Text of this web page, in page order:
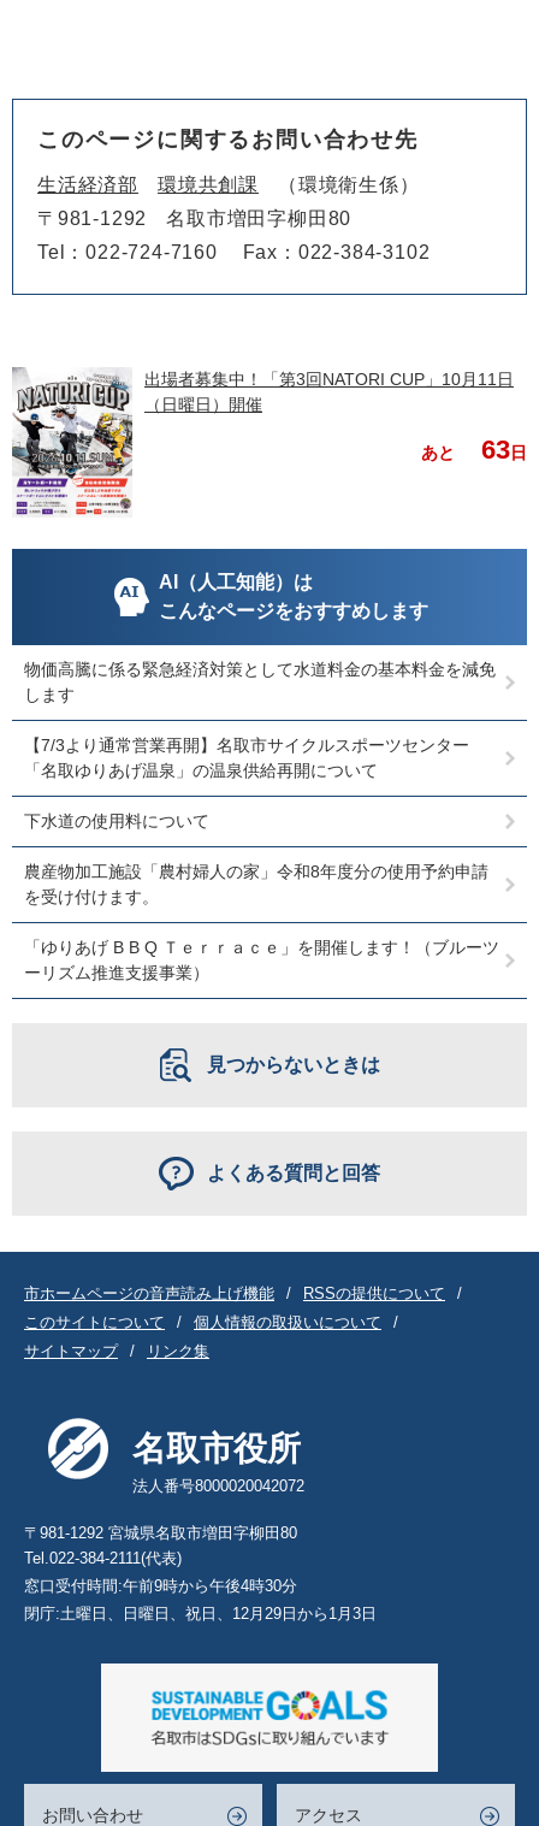
このページに関するお問い合わせ先
生活経済部 環境共創課
環境衛生係
〒981-1292
名取市増田字柳田80
Tel：022-724-7160
Fax：022-384-3102
出場者募集中！「第3回NATORI CUP」10月11日
（日曜日）開催
あと 63日
AI（人工知能）は
こんなページをおすすめします
物価高騰に係る緊急経済対策として水道料金の基本料金を減免
します
【7/3より通常営業再開】名取市サイクルスポーツセンター
「名取ゆりあげ温泉」の温泉供給再開について
下水道の使用料について
農産物加工施設「農村婦人の家」令和8年度分の使用予約申請
を受け付けます。
「ゆりあげ B B Q Ｔｅｒｒａｃｅ」を開催します！（ブルーツ
ーリズム推進支援事業）
見つからないときは
よくある質問と回答
市ホームページの音声読み上げ機能
RSSの提供について
このサイトについて
個人情報の取扱いについて
サイトマップ
リンク集
名取市役所
法人番号8000020042072
〒981-1292 宮城県名取市増田字柳田80
Tel.022-384-2111(代表)
窓口受付時間:午前9時から午後4時30分
閉庁:土曜日、日曜日、祝日、12月29日から1月3日
お問い合わせ アクセス